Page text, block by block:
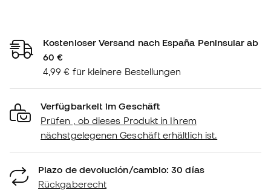
Kostenloser Versand nach España Peninsular ab
60 €
4,99 € für kleinere Bestellungen
Verfügbarkeit im Geschäft
Prüfen , ob dieses Produkt in Ihrem
nächstgelegenen Geschäft erhältlich ist.
Plazo de devolución/cambio: 30 días
Rückgaberecht